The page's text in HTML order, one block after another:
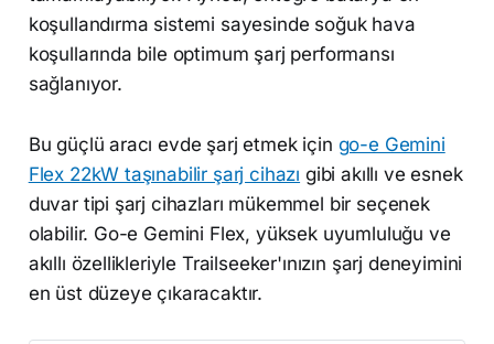
koşullandırma sistemi sayesinde soğuk hava
koşullarında bile optimum şarj performansı
sağlanıyor.
Bu güçlü aracı evde şarj etmek için go-e Gemini
Flex 22kW taşınabilir şarj cihazı gibi akıllı ve esnek
duvar tipi şarj cihazları mükemmel bir seçenek
olabilir. Go-e Gemini Flex, yüksek uyumluluğu ve
akıllı özellikleriyle Trailseeker'ınızın şarj deneyimini
en üst düzeye çıkaracaktır.